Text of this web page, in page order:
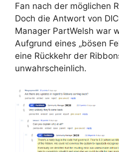
Fan nach der möglichen
Doch die Antwort von
Manager PartWelsh war
Aufgrund eines „bösen
eine Rückkehr der
unwahrscheinlich.